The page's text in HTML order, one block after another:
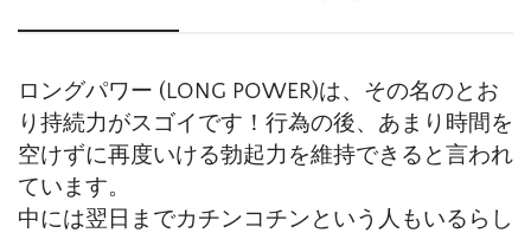
ロングパワー (LONG POWER)は、その名のとお
り持続力がスゴイです！行為の後、あまり時間を
空けずに再度いける勃起力を維持できると言われ
ています。
中には翌日までカチンコチンという人もいるらし